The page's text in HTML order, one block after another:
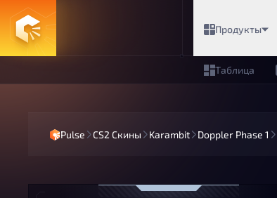
Продукты
Таблица
Pulse CS2 Скины Karambit Doppler Phase 1